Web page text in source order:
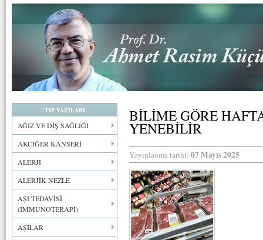
TIP YAZILARI
AĞIZ VE DİŞ SAĞLIĞI
AKCİĞER KANSERİ
ALERJİ
ALERJİK NEZLE
AŞI TEDAVİSİ
(İMMUNOTERAPİ)
AŞILAR
BİLİME GÖRE
YENEBİLİR
Yayınlanma tarihi: 07 Mayıs 2025